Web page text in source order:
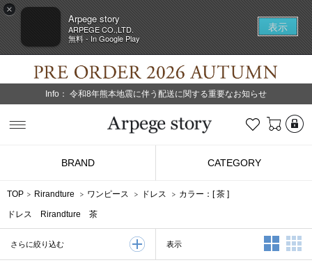
×
Arpege story
ARPEGE CO.,LTD.
無料 - In Google Play
表示
Info： 令和8年熊本地震に伴う配送に関する重要なお知らせ
お気に入り
BRAND CATEGORY
TOP Rirandture ワンピース ドレス カラー：[茶 ]
ドレス Rirandture 茶
さらに絞り込む 表示 2列表示